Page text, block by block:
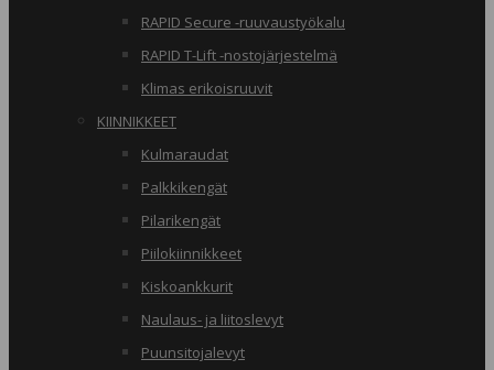
RAPID Secure -ruuvaustyökalu
RAPID T-Lift -nostojärjestelmä
Klimas erikoisruuvit
KIINNIKKEET
Kulmaraudat
Palkkikengät
Pilarikengät
Piilokiinnikkeet
Kiskoankkurit
Naulaus- ja liitoslevyt
Puunsitojalevyt